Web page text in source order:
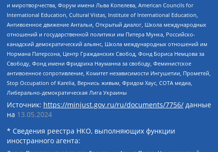
и миротворчества, Форум имени Льва Копелева, American Councils for
International Education, Cultural Vistas, Institute of International Education,
Антивоенное движение Антальи, Открытый диалог, Школа международных
отношений и государственной политики им Питера Мунка, Российско-
канадский демократический альянс, Школа международных отношений им
Нормана Патерсона, Центр Гражданских Свобод, Фонд Бориса Немцова за
Свободу, Фонд имени Фридриха Науманна за свободу, Феминистское
антивоенное сопротивление, Комитет независимости Ингушетии, Прометей,
Stop Occupation of Karelia, Вернись живым, Фридом Хаус, СОТА медиа,
Либерально-демократическая Лига Украины
Источник: https://minjust.gov.ru/ru/documents/7756/ данные
на 13.05.2024
* Сведения реестра НКО, выполняющих функции
иностранного агента: